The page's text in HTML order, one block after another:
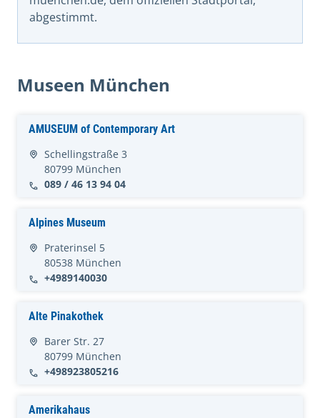
abgestimmt.
Museen München
AMUSEUM of Contemporary Art
Schellingstraße 3
80799 München
089 / 46 13 94 04
Alpines Museum
Praterinsel 5
80538 München
+4989140030
Alte Pinakothek
Barer Str. 27
80799 München
+498923805216
Amerikahaus